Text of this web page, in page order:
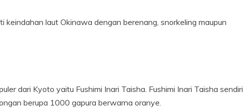
keindahan laut Okinawa dengan berenang, snorkeling maupun
dari Kyoto yaitu Fushimi Inari Taisha. Fushimi Inari Taisha sendiri
berupa 1000 gapura berwarna oranye.